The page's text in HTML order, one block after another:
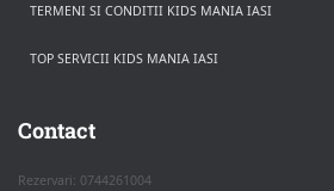
TERMENI SI CONDITII KIDS MANIA IASI
TOP SERVICII KIDS MANIA IASI
Contact
Rezervari: 0744261004
Apasa pe o categorie ca sa vezi serviciile.